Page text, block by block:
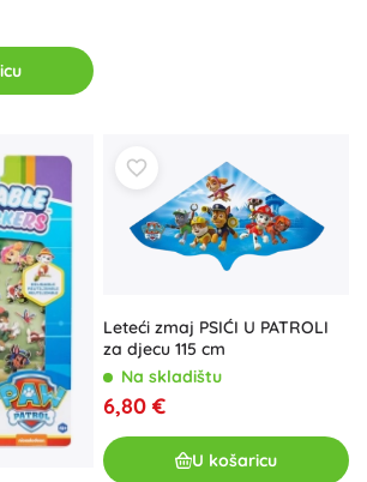
Leteći zmaj PSIĆI U PATROLI
za djecu 115 cm
Na skladištu
6,80 €
U košaricu